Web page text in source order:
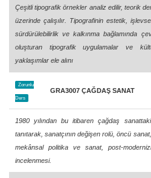
Çeşitli tipografik örnekler analiz edilir, teorik
üzerinde çalışılır. Tipografinin estetik,
sürdürülebilirlik ve kalkınma bağlamında
oluşturan tipografik uygulamalar ve
yaklaşımlar ele alını
Zorunlu
Ders
GRA3007 ÇAĞDAŞ SANAT
1980 yılından bu itibaren çağdaş
tanıtarak, sanatçının değişen rolü, öncü
mekânsal politika ve sanat, post-
incelenmesi.